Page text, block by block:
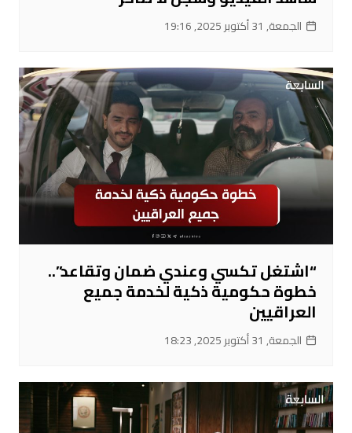
الجمعة, 31 أكتوبر 2025, 19:16
“اشتغل تكسي وعندي ضمان وتقاعد”..
خطوة حكومية ذكية لخدمة جميع
العراقيين
الجمعة, 31 أكتوبر 2025, 18:23